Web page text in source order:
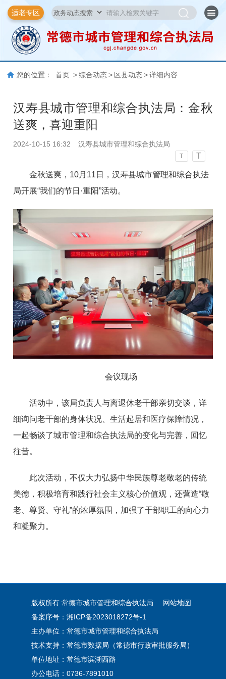
适老专区
您的位置： 首页 > 综合动态 > 区县动态 > 详细内容
汉寿县城市管理和综合执法局：金秋
送爽，喜迎重阳
2024-10-15 16:32 汉寿县城市管理和综合执法局
T T
金秋送爽，10月11日，汉寿县城市管理和综合执法
局开展“我们的节日·重阳”活动。
会议现场
活动中，该局负责人与离退休老干部亲切交谈，详
细询问老干部的身体状况、生活起居和医疗保障情况，
一起畅谈了城市管理和综合执法局的变化与完善，回忆
往昔。
此次活动，不仅大力弘扬中华民族尊老敬老的传统
美德，积极培育和践行社会主义核心价值观，还营造“敬
老、尊贤、守礼”的浓厚氛围，加强了干部职工的向心力
和凝聚力。
版权所有 常德市城市管理和综合执法局
网站地图
备案序号：湘ICP备2023018272号-1
主办单位：常德市城市管理和综合执法局
技术支持：常德市数据局（常德市行政审批服务局）
单位地址：常德市滨湖西路
办公电话：0736-7891010